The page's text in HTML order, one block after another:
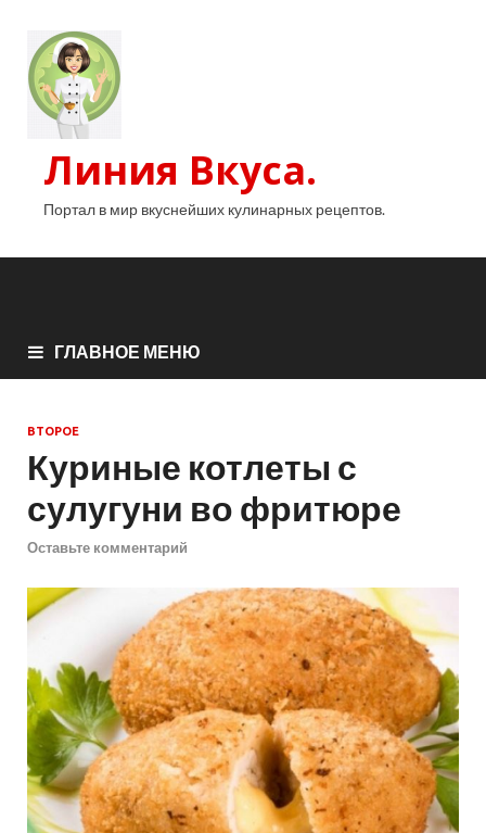
Линия Вкуса.
Портал в мир вкуснейших кулинарных рецептов.
ГЛАВНОЕ МЕНЮ
ВТОРОЕ
Куриные котлеты с
сулугуни во фритюре
Оставьте комментарий